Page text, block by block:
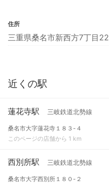
住所
三重県桑名市新西方7丁目22
近くの駅
蓮花寺駅 三岐鉄道北勢線
桑名市大字蓮花寺１８３-４
このページの店舗から 1 km
西別所駅 三岐鉄道北勢線
桑名市大字西別所１８０-２